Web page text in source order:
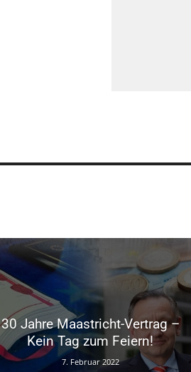
30 Jahre Maastricht-Vertrag –
Kein Tag zum Feiern!
7. Februar 2022